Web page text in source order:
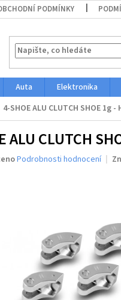
PODMÍNKY
Auta Elektronika
4-SHOE ALU CLUTCH SHOE 1g -
ALU CLUTCH
Podrobnosti hodnocení